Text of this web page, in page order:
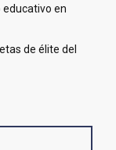
educativo en
de élite del